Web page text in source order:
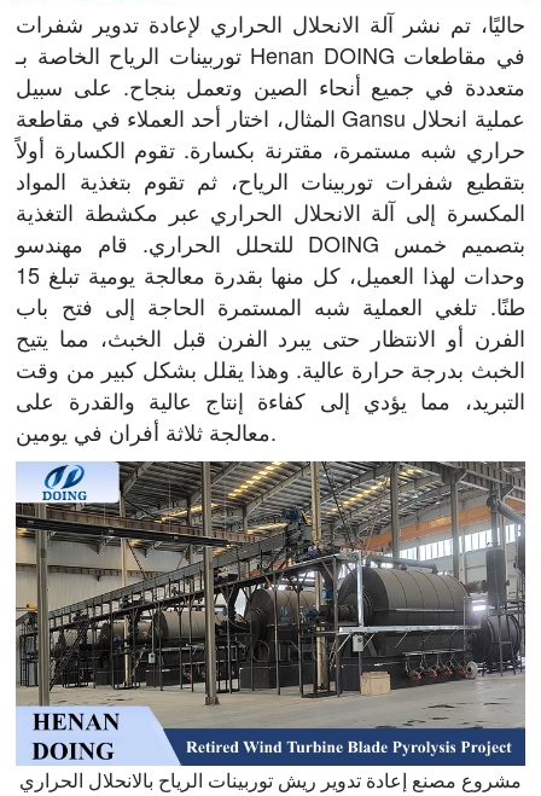
حاليًا، تم نشر آلة الانحلال الحراري لإعادة تدوير شفرات
توربينات الرياح الخاصة بـ Henan DOING في مقاطعات
متعددة في جميع أنحاء الصين وتعمل بنجاح. على سبيل
المثال، اختار أحد العملاء في مقاطعة Gansu عملية انحلال
حراري شبه مستمرة، مقترنة بكسارة. تقوم الكسارة أولاً
بتقطيع شفرات توربينات الرياح، ثم تقوم بتغذية المواد
المكسرة إلى آلة الانحلال الحراري عبر مكشطة التغذية
للتحلل الحراري. قام مهندسو DOING بتصميم خمس
وحدات لهذا العميل، كل منها بقدرة معالجة يومية تبلغ 15
طنًا. تلغي العملية شبه المستمرة الحاجة إلى فتح باب
الفرن أو الانتظار حتى يبرد الفرن قبل الخبث، مما يتيح
الخبث بدرجة حرارة عالية. وهذا يقلل بشكل كبير من وقت
التبريد، مما يؤدي إلى كفاءة إنتاج عالية والقدرة على
معالجة ثلاثة أفران في يومين.
مشروع مصنع إعادة تدوير ريش توربينات الرياح بالانحلال الحراري